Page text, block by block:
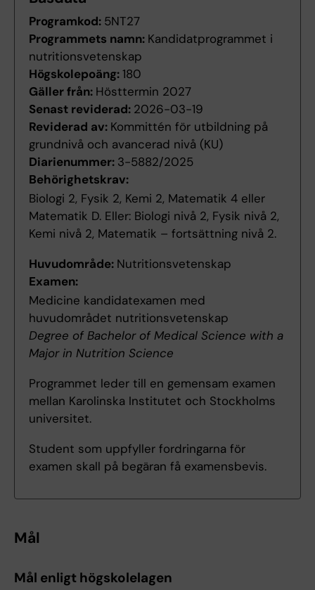
Programkod: 5NT27
Programmets namn: Kandidatprogrammet i
nutritionsvetenskap
Högskolepoäng:180
Gäller från: Hösttermin 2027
Senast reviderad: 2026-03-19
Reviderad av: Kommittén för utbildning på
grundnivå och avancerad nivå (KU)
Diarienummer: 3-5882/2025
Behörighetskrav:
Biologi 2, Fysik 2, Kemi 2, Matematik 4 eller
Matematik D. Eller: Biologi nivå 2, Fysik nivå 2,
Kemi nivå 2, Matematik – fortsättning nivå 2.
Huvudområde: Nutritionsvetenskap
Examen:
Medicine kandidatexamen med
huvudområdet nutritionsvetenskap
Degree of Bachelor of Medical Science with a
Major in Nutrition Science
Programmet leder till en gemensam examen
mellan Karolinska Institutet och Stockholms
universitet.
Student som uppfyller fordringarna för
examen skall på begäran få examensbevis.
Mål
Mål enligt högskolelagen